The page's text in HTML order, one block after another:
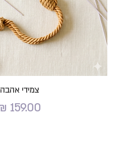
צמידי אהבה
מחיר